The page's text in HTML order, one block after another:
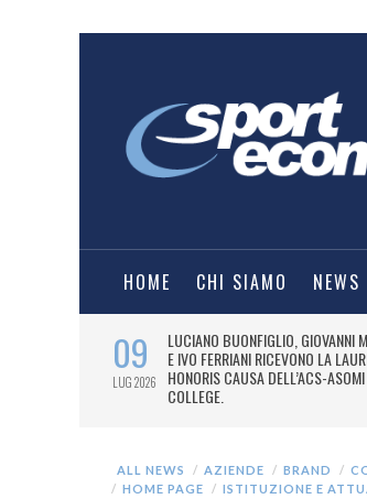
HOME CHI SIAMO NEWS
09
LUG 2026
LUCIANO BUONFIGLIO, GIOVANNI
E IVO FERRIANI RICEVONO LA
HONORIS CAUSA DELL’ACS-ASOMI
COLLEGE.
ALL NEWS AZIENDE BRAND
HOME PAGE
ISTITUZIONE E